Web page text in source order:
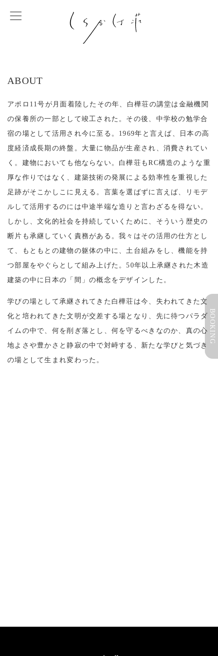
BOOKING
ABOUT
アポロ11号が月面着陸したその年、白樺荘の講堂は金融機関
の保養所の一部として竣工された。その後、中学校の勉学合
宿の場として活用され今に至る。1969年と言えば、日本の高
度経済成長期の終盤。大量に物品が生産され、消費されてい
く。建物においても他ならない。白樺荘もRC構造のような重
厚な作りではなく、建築技術の発展による効率性を重視した
足跡がそこかしこに見える。言葉を選ばずに言えば、リモデ
ルして活用するのには中途半端な造りと言わざるを得ない。
しかし、文化的社会を持続していくために、そういう歴史の
断片も承継していく責務がある。我々はその活用の仕方とし
て、もともとの建物の躯体の中に、土台組みをし、機能を持
つ部屋をやぐらとして組み上げた。50年以上承継された木造
建築の中に日本の「間」の概念をデザインした。
学びの場として承継されてきた白樺荘は今、失われてきた文
化と培われてきた文明が交差する場となり、先に待つパラダ
イムの中で、何を削ぎ落とし、何を守るべきなのか、真の心
地よさや豊かさと静寂の中で対峙する、新たな学びと気づき
の場として生まれ変わった。